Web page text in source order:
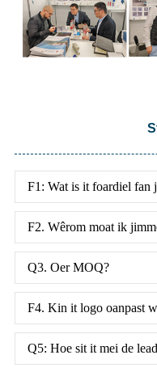
F1: Wat is it foardiel fan
F2. Wêrom moat ik
Q3. Oer MOQ?
F4. Kin it logo oanpast
Q5: Hoe sit it mei de